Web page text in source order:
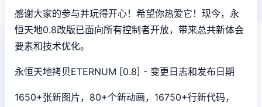
感谢大家的参与并玩得开心！希望你热爱它！现今，永
恒天地0.8改版已面向所有控制者开放，带来总共新体会
要素和技术优化。
永恒天地拷贝ETERNUM [0.8] - 变更日志和发布日期
1650+张新图片，80+个新动画，16750+行新代码，